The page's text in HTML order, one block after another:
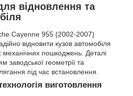
відновлення та
Cayenne 955 (2002-2007)
відновити кузов автомобіля
механічних пошкоджень. Деталі
заводської геометрії та
під час встановлення.
виготовлення